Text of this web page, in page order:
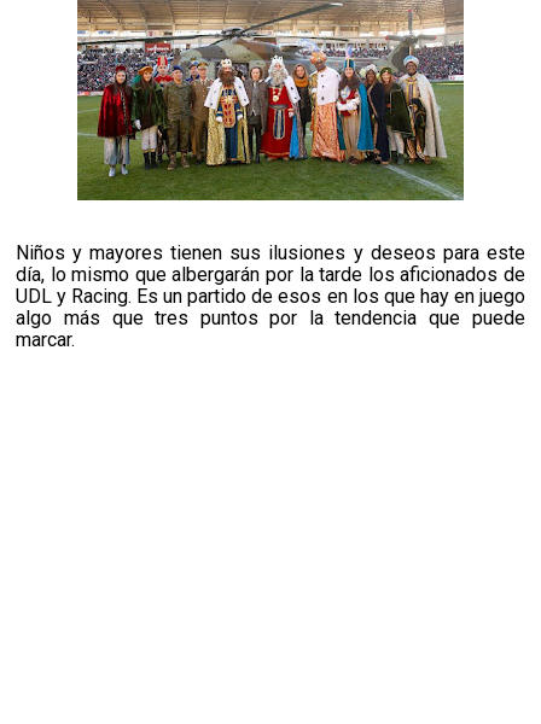
Niños y mayores tienen sus ilusiones y deseos para este
día, lo mismo que albergarán por la tarde los aficionados de
UDL y Racing. Es un partido de esos en los que hay en juego
algo más que tres puntos por la tendencia que puede
marcar.